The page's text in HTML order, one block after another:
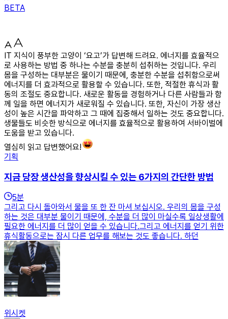
BETA
IT 지식이 풍부한 고양이 ‘요고’가 답변해 드려요. 에너지를 효율적으
로 사용하는 방법 중 하나는 수분을 충분히 섭취하는 것입니다. 우리
몸을 구성하는 대부분은 물이기 때문에, 충분한 수분을 섭취함으로써
에너지를 더 효과적으로 활용할 수 있습니다. 또한, 적절한 휴식과 활
동의 조절도 중요합니다. 새로운 활동을 경험하거나 다른 사람들과 함
께 일을 하면 에너지가 새로워질 수 있습니다. 또한, 자신이 가장 생산
성이 높은 시간을 파악하고 그 때에 집중해서 일하는 것도 중요합니다.
생물들도 비슷한 방식으로 에너지를 효율적으로 활용하여 서바이벌에
도움을 받고 있습니다.
열심히 읽고 답변했어요!
기획
지금 당장 생산성을 향상시킬 수 있는 6가지의 간단한 방법
5분
그리고 다시 돌아와서 물을 또 한 잔 마셔 보십시오. 우리의 몸을 구성
하는 것은 대부분 물이기 때문에, 수분을 더 많이 마실수록 일상생활에
필요한 에너지를 더 많이 얻을 수 있습니다.그리고 에너지를 얻기 위한
휴식활동으로는 잠시 다른 업무를 해보는 것도 좋습니다. 하던
위시켓